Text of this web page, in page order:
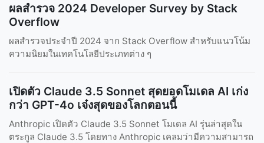
ผลสำรวจ 2024 Developer Survey by Stack
Overflow
ผลสำรวจประจำปี 2024 จาก Stack Overflow สำหรับแนวโน้ม
ความนิยมในเทคโนโลยีประเภทต่าง ๆ
เปิดตัว Claude 3.5 Sonnet สุดยอดโมเดล AI เก่ง
กว่า GPT-4o เจ๋งสุดของโลกตอนนี้
Anthropic เปิดตัว Claude 3.5 Sonnet โมเดล AI รุ่นล่าสุดใน
ตระกูล Claude 3.5 โดยทาง Anthropic เคลมว่ามีความสามารถ